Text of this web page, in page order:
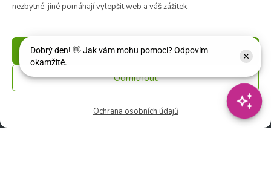
nezbytné, jiné pomáhají vylepšit web a váš zážitek.
Příjmout
Odmítnout
Ochrana osobních údajů
Sledujte nás: